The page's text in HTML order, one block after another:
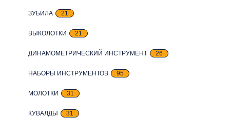
ЗУБИЛА 21
ВЫКОЛОТКИ 21
ДИНАМОМЕТРИЧЕСКИЙ ИНСТРУМЕНТ 26
НАБОРЫ ИНСТРУМЕНТОВ 95
МОЛОТКИ 31
КУВАЛДЫ 31